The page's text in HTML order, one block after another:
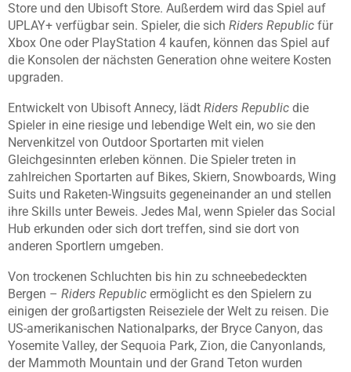
Store und den Ubisoft Store. Außerdem wird das Spiel auf
UPLAY+ verfügbar sein. Spieler, die sich Riders Republic für
Xbox One oder PlayStation 4 kaufen, können das Spiel auf
die Konsolen der nächsten Generation ohne weitere Kosten
upgraden.
Entwickelt von Ubisoft Annecy, lädt Riders Republic die
Spieler in eine riesige und lebendige Welt ein, wo sie den
Nervenkitzel von Outdoor Sportarten mit vielen
Gleichgesinnten erleben können. Die Spieler treten in
zahlreichen Sportarten auf Bikes, Skiern, Snowboards, Wing
Suits und Raketen-Wingsuits gegeneinander an und stellen
ihre Skills unter Beweis. Jedes Mal, wenn Spieler das Social
Hub erkunden oder sich dort treffen, sind sie dort von
anderen Sportlern umgeben.
Von trockenen Schluchten bis hin zu schneebedeckten
Bergen – Riders Republic ermöglicht es den Spielern zu
einigen der großartigsten Reiseziele der Welt zu reisen. Die
US-amerikanischen Nationalparks, der Bryce Canyon, das
Yosemite Valley, der Sequoia Park, Zion, die Canyonlands,
der Mammoth Mountain und der Grand Teton wurden